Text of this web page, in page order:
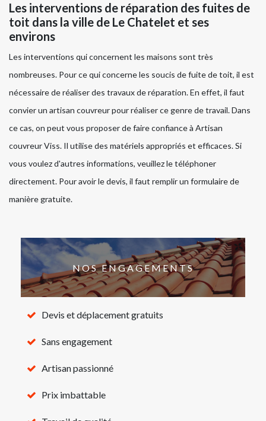
Les interventions de réparation des fuites de
toit dans la ville de Le Chatelet et ses
environs
Les interventions qui concernent les maisons sont très
nombreuses. Pour ce qui concerne les soucis de fuite de toit, il est
nécessaire de réaliser des travaux de réparation. En effet, il faut
convier un artisan couvreur pour réaliser ce genre de travail. Dans
ce cas, on peut vous proposer de faire confiance à Artisan
couvreur Viss. Il utilise des matériels appropriés et efficaces. Si
vous voulez d'autres informations, veuillez le téléphoner
directement. Pour avoir le devis, il faut remplir un formulaire de
manière gratuite.
NOS ENGAGEMENTS
Devis et déplacement gratuits
Sans engagement
Artisan passionné
Prix imbattable